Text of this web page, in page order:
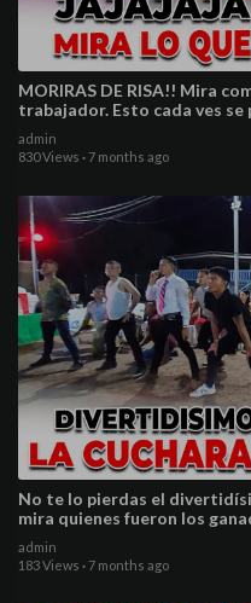
MORIRAS DE RISA!! Mira
trabajador. Esto cada ves se
admin
830 Views ·7 months ago
No te lo pierdas el
mira quienes fueron los
admin
183 Views ·7 months ago